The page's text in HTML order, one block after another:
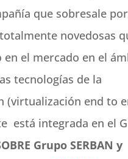
que sobresale
novedosas
el mercado en el
tecnologías de la
(virtualización end to
está integrada en el
Grupo SERBAN y